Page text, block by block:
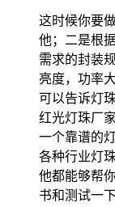
这时候你要
他；二是根
需求的封装
亮度，功率
可以告诉灯
红光灯珠厂
一个靠谱的
各种行业灯
他都能够帮
书和测试一